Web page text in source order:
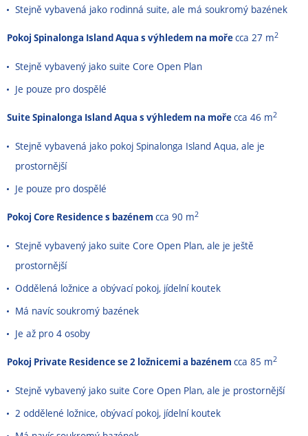
Stejně vybavená jako rodinná suite, ale má soukromý bazének
Pokoj Spinalonga Island Aqua s výhledem na mořecca 27 m2
Stejně vybavený jako suite Core Open Plan
Je pouze pro dospělé
Suite Spinalonga Island Aqua s výhledem na mořecca 46 m2
Stejně vybavená jako pokoj Spinalonga Island Aqua, ale je
prostornější
Je pouze pro dospělé
Pokoj Core Residence s bazénem cca 90 m2
Stejně vybavený jako suite Core Open Plan, ale je ještě
prostornější
Oddělená ložnice a obývací pokoj, jídelní koutek
Má navíc soukromý bazének
Je až pro 4 osoby
Pokoj Private Residence se 2 ložnicemi a bazénem cca 85 m2
Stejně vybavený jako suite Core Open Plan, ale je prostornější
2 oddělené ložnice, obývací pokoj, jídelní koutek